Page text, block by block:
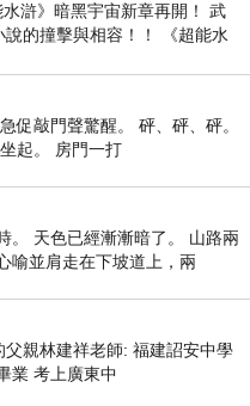
滸》暗黑宇宙新章再開！ 武
的撞擊與相容！！ 《超能水
登場
促敲門聲驚醒。 砰、砰、砰。
起。 房門一打
。 天色已經漸漸暗了。 山路兩
喻並肩走在下坡道上，兩
親林建祥老師: 福建詔安中學
業 考上廣東中